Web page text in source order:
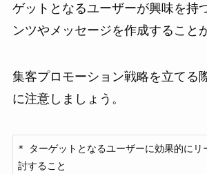
ゲットとなるユーザーが興味を持
ンツやメッセージを作成すること
集客プロモーション戦略を立てる
に注意しましょう。
* ターゲットとなるユーザーに効果的にリ
討すること